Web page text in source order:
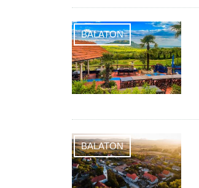
BALATON
BALATON